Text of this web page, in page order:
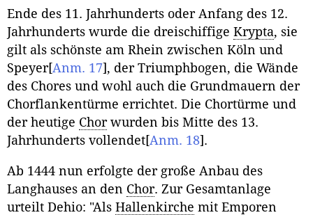
Ende des 11. Jahrhunderts oder Anfang des 12.
Jahrhunderts wurde die dreischiffige Krypta, sie
gilt als schönste am Rhein zwischen Köln und
Speyer[Anm. 17] , der Triumphbogen, die Wände
des Chores und wohl auch die Grundmauern der
Chorflankentürme errichtet. Die Chortürme und
der heutige Chorwurden bis Mitte des 13.
Jahrhunderts vollendet[Anm. 18] .
Ab 1444 nun erfolgte der große Anbau des
Langhauses an den Chor. Zur Gesamtanlage
urteilt Dehio: "Als Hallenkirche mit Emporen